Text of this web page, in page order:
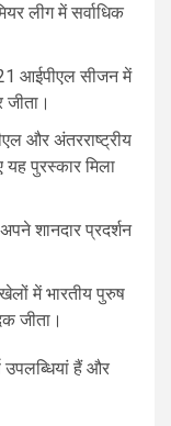
लीग में सर्वाधिक
आईपीएल सीजन में
और अंतरराष्ट्रीय
यह पुरस्कार मिला
शानदार प्रदर्शन
में भारतीय पुरुष
जीता।
हैं और